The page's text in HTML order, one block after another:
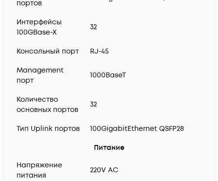
портов
Интерфейсы
100GBase-X
32
Консольный порт RJ-45
Management
порт
1000BaseT
Количество
основных портов
32
Тип Uplink портов 100GigabitEthernet QSFP28
Питание
Напряжение
питания
220V AC